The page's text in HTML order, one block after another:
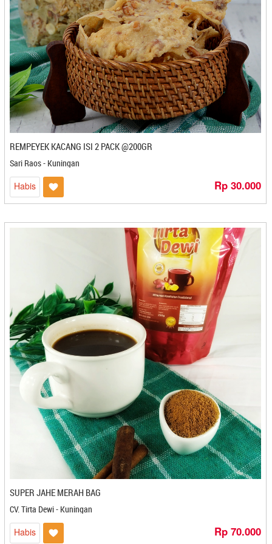
Bakpia Binjai Ibu Aida - Stabat
Bakpia Citra - Yogyakarta
Bakpia Djava - Yogyakarta
Bakpia Gagah - Kediri
Bakpia Kedaton - Yogyakarta
Bakpia Kencana - Yogyakarta
Bakpia Kukus Tugu Jogja Titiko
Bakpia Kukus Tugu Jogja Titiko - Yogyakarta
Bakpia Madania - Yogyakarta
Bakpia Merlino - Yogyakarta
Bakpia Pathok Mutiara - Yogyakarta
Bakpia Patuk 75 - Yogyakarta
Bakpiaku - Yogyakarta
Bali Coffe Banyuatis - Denpasar
Bali Koe - Denpasar
Bali Tutu - Denpasar
Bali-Jegeg - Denpasar
Banana Foster - Bandar Lampung
Banana Imut - Cilegon
Banana Lova - Bogor
Bandeng Bonafide - Semarang
Bandeng Juwana - Semarang
Bandeng Rorod - Bekasi
Bandeng Sehati - Cirebon
Bang Mad - Batam
Banua Coklat - Palu
Baso Cuanki BM - Cilegon
Baso Ikan Yusam - Cirebon
Basreng Asoyy - Magelang
Batih Lestari - Magelang
REMPEYEK KACANG ISI 2 PACK @200GR
Sari Raos - Kuningan
Habis Rp 30.000
SUPER JAHE MERAH BAG
CV. Tirta Dewi - Kuningan
Habis Rp 70.000